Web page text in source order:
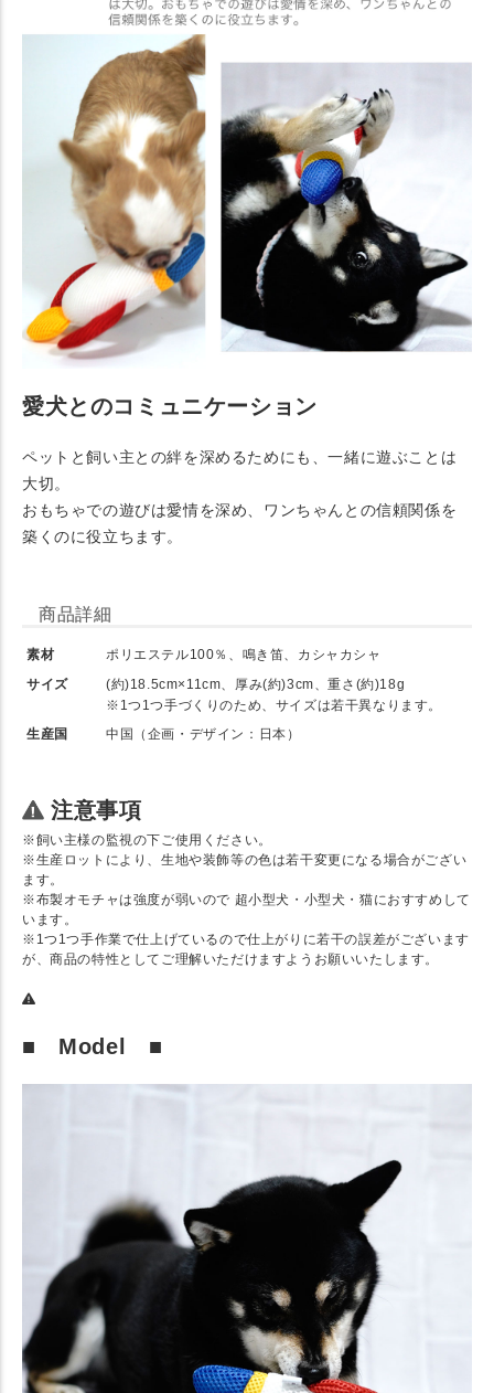
愛犬とのコミュニケーション
ペットと飼い主との絆を深めるためにも、一緒に遊ぶことは
大切。
おもちゃでの遊びは愛情を深め、ワンちゃんとの信頼関係を
築くのに役立ちます。
商品詳細
素材
ポリエステル100％、鳴き笛、カシャカシャ
サイズ
(約)18.5cm×11cm、厚み(約)3cm、重さ(約)18g
※1つ1つ手づくりのため、サイズは若干異なります。
生産国
中国（企画・デザイン：日本）
注意事項
※飼い主様の監視の下ご使用ください。
※生産ロットにより、生地や装飾等の色は若干変更になる場合がござい
ます。
※布製オモチャは強度が弱いので 超小型犬・小型犬・猫におすすめして
います。
※1つ1つ手作業で仕上げているので仕上がりに若干の誤差がございます
が、商品の特性としてご理解いただけますようお願いいたします。
■ Model ■